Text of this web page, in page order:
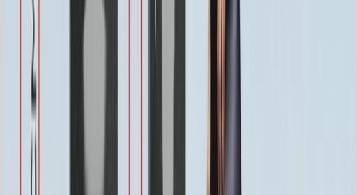
Полировка 1 сторона
Бесплатно
Бесплатно